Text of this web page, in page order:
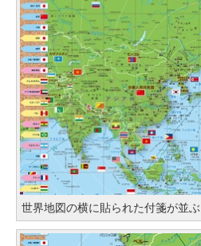
世界地図の横に貼られた付箋が並ぶ